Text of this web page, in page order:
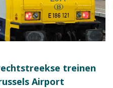
treinen
Airport